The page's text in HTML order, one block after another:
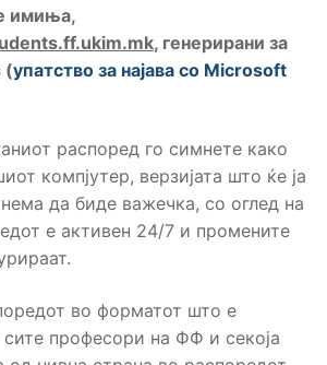
имиња,
, генерирани за
(упатство за најава со Microsoft
распоред го симнете како
компјутер, верзијата што ќе ја
да биде важечка, со оглед на
е активен 24/7 и промените
во форматот што е
професори на ФФ и секоја